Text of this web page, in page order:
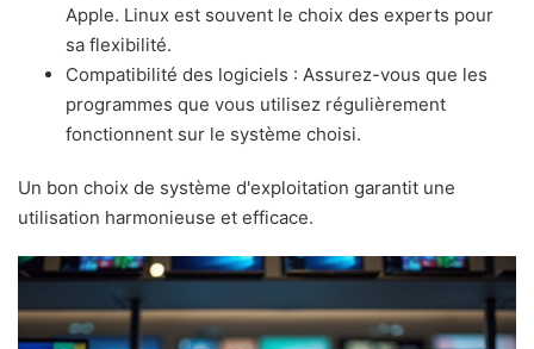
Apple. Linux est souvent le choix des experts pour
sa flexibilité.
Compatibilité des logiciels : Assurez-vous que les
programmes que vous utilisez régulièrement
fonctionnent sur le système choisi.
Un bon choix de système d'exploitation garantit une
utilisation harmonieuse et efficace.